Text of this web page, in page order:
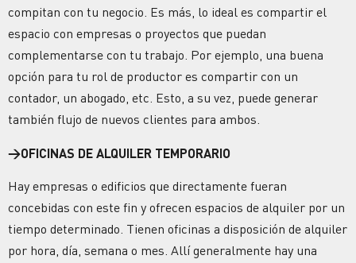
compitan con tu negocio. Es más, lo ideal es compartir el
espacio con empresas o proyectos que puedan
complementarse con tu trabajo. Por ejemplo, una buena
opción para tu rol de productor es compartir con un
contador, un abogado, etc. Esto, a su vez, puede generar
también flujo de nuevos clientes para ambos.
→OFICINAS DE ALQUILER TEMPORARIO
Hay empresas o edificios que directamente fueran
concebidas con este fin y ofrecen espacios de alquiler por un
tiempo determinado. Tienen oficinas a disposición de alquiler
por hora, día, semana o mes. Allí generalmente hay una